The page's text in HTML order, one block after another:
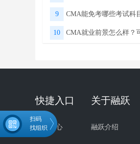
9 CMA能免考哪些考试科
10 CMA就业前景怎么样？
扫码
找组织
快捷入口 关于融跃
试听中心 融跃介绍